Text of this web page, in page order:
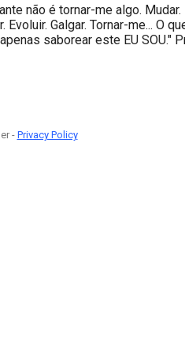
não é tornar-me algo.
Evoluir. Galgar. Tornar-me... O
saborear este EU SOU."
- Privacy Policy